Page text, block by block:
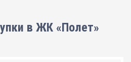
в ЖК «Полет»